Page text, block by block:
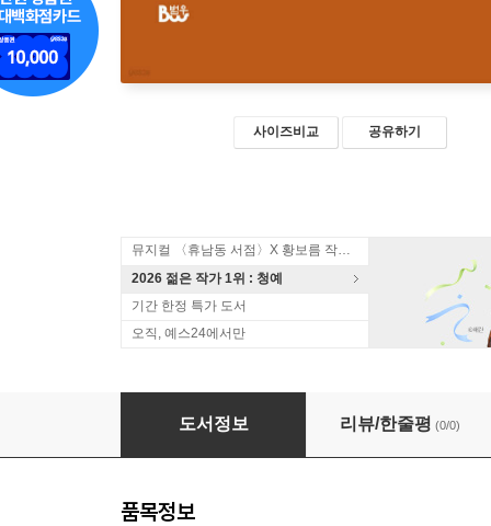
사이즈비교 공유하기
뮤지컬 〈휴남동 서점〉X 황보름 작가 북토크
2026 젊은 작가 1위 : 청예
기간 한정 특가 도서
오직, 예스24에서만
수호지 (중)
도서정보 리뷰/한줄평 (0/0)
품목정보